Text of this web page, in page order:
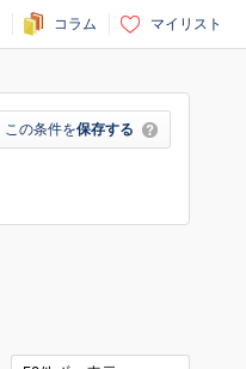
コラム マイリスト
この条件を保存する